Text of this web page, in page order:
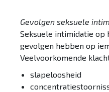
Gevolgen seksuele
Seksuele intimidatie op
gevolgen hebben op
Veelvoorkomende
slapeloosheid